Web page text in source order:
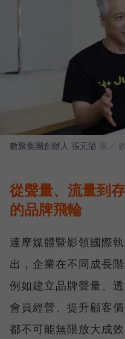
數聚集團創辦人 張元溢 圖／
從聲量、流量到
的品牌飛輪
達摩媒體暨影領國際
出，企業在不同成長
例如建立品牌聲量、
會員經營、提升顧客
都不可能無限放大成